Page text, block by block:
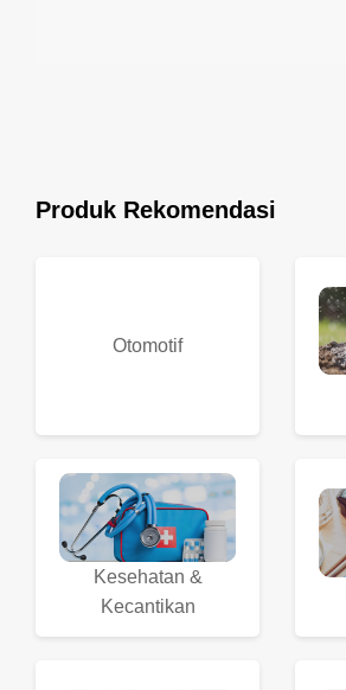
Produk Rekomendasi
Otomotif
Kesehatan &
Kecantikan